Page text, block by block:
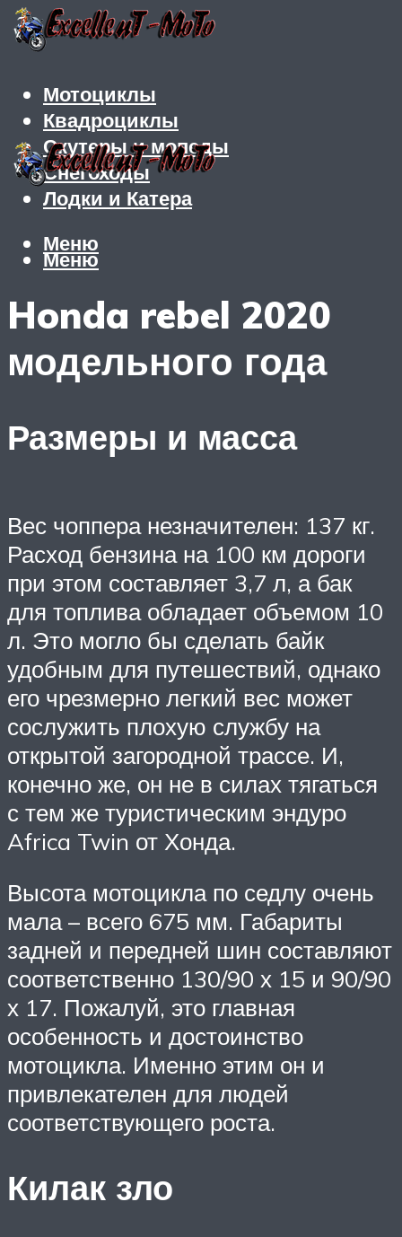
Мотоциклы
Квадроциклы
Скутеры и мопеды
Снегоходы
Лодки и Катера
Меню
Меню
Honda rebel 2020
модельного года
Размеры и масса
Вес чоппера незначителен: 137 кг.
Расход бензина на 100 км дороги
при этом составляет 3,7 л, а бак
для топлива обладает объемом 10
л. Это могло бы сделать байк
удобным для путешествий, однако
его чрезмерно легкий вес может
сослужить плохую службу на
открытой загородной трассе. И,
конечно же, он не в силах тягаться
с тем же туристическим эндуро
Africa Twin от Хонда.
Высота мотоцикла по седлу очень
мала – всего 675 мм. Габариты
задней и передней шин составляют
соответственно 130/90 х 15 и 90/90
х 17. Пожалуй, это главная
особенность и достоинство
мотоцикла. Именно этим он и
привлекателен для людей
соответствующего роста.
Килак зло